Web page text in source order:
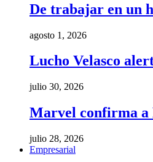
De trabajar en un
agosto 1, 2026
Lucho Velasco
julio 30, 2026
Marvel confirma a
julio 28, 2026
Empresarial